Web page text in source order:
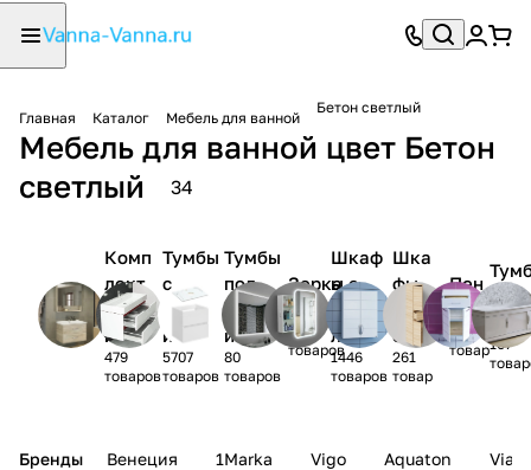
Главная Каталог Мебель для ванной
Бетон светлый
Мебель для ванной цвет Бетон
светлый
34
Комп
лект
мебел
и
479
товаров
Тумбы
с
раков
иной
5707
товаров
Тумбы
под
раков
ину
80
товаров
Зерка
ла
1150
товаров
Шкаф
ы с
зерка
лом
1446
товаров
Шка
фы
нав
есн
ые
261
товар
Пен
алы
1831
товар
-
107
Бренды Венеция 1Marka Vigo Aquaton Viant